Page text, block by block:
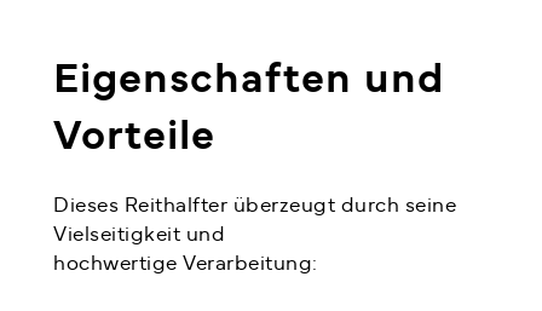
Eigenschaften und
Vorteile
Dieses Reithalfter überzeugt durch seine
Vielseitigkeit und
hochwertige Verarbeitung: